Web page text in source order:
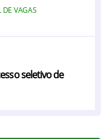
DE VAGAS
seletivo de